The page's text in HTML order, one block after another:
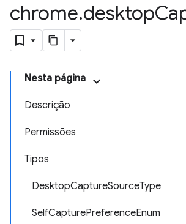
chrome.desktop
Nesta página
Descrição
Permissões
Tipos
DesktopCaptureSourceType
SelfCapturePreferenceEnum